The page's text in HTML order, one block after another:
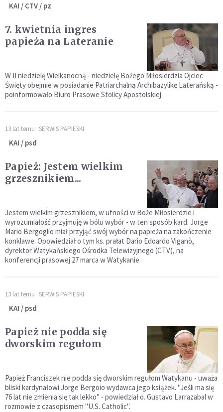
KAI / CTV / pz
7. kwietnia ingres
papieża na Lateranie
W II niedzielę Wielkanocną - niedzielę Bożego Miłosierdzia Ojciec
Święty obejmie w posiadanie Patriarchalną Archibazylikę Laterańską -
poinformowało Biuro Prasowe Stolicy Apostolskiej.
13 lat temu SERWIS PAPIESKI
KAI / psd
Papież: Jestem wielkim
grzesznikiem...
Jestem wielkim grzesznikiem, w ufności w Boże Miłosierdzie i
wyrozumiałość przyjmuję w bólu wybór - w ten sposób kard. Jorge
Mario Bergoglio miał przyjąć swój wybór na papieża na zakończenie
konklawe. Opowiedział o tym ks. prałat Dario Edoardo Viganò,
dyrektor Watykańskiego Ośrodka Telewizyjnego (CTV), na
konferencji prasowej 27 marca w Watykanie.
13 lat temu SERWIS PAPIESKI
KAI / psd
Papież nie podda się
dworskim regułom
Papież Franciszek nie podda się dworskim regułom Watykanu - uważa
bliski kardynałowi Jorge Bergoio wydawca jego książek. "Jeśli ma się
76 lat nie zmienia się tak lekko" - powiedział o. Gustavo Larrazabal w
rozmowie z czasopismem "U.S. Catholic".